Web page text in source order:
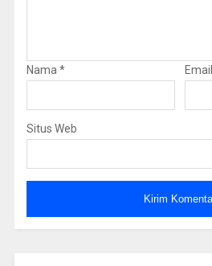
Nama * Email
Situs Web